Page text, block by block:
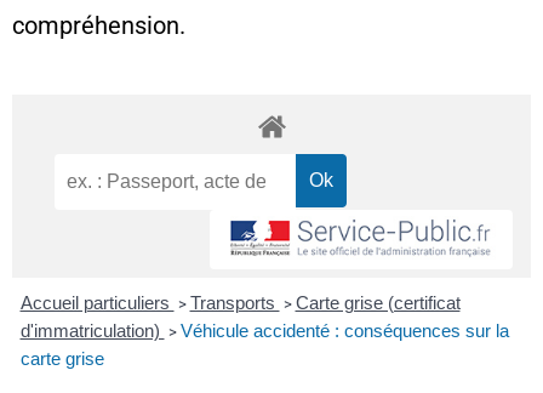
compréhension.
Accueil particuliers > Transports > Carte grise (certificat
d'immatriculation) > Véhicule accidenté : conséquences sur la
carte grise